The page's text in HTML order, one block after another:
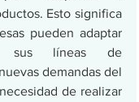
Esto significa
pueden adaptar
sus líneas de
demandas del
de realizar